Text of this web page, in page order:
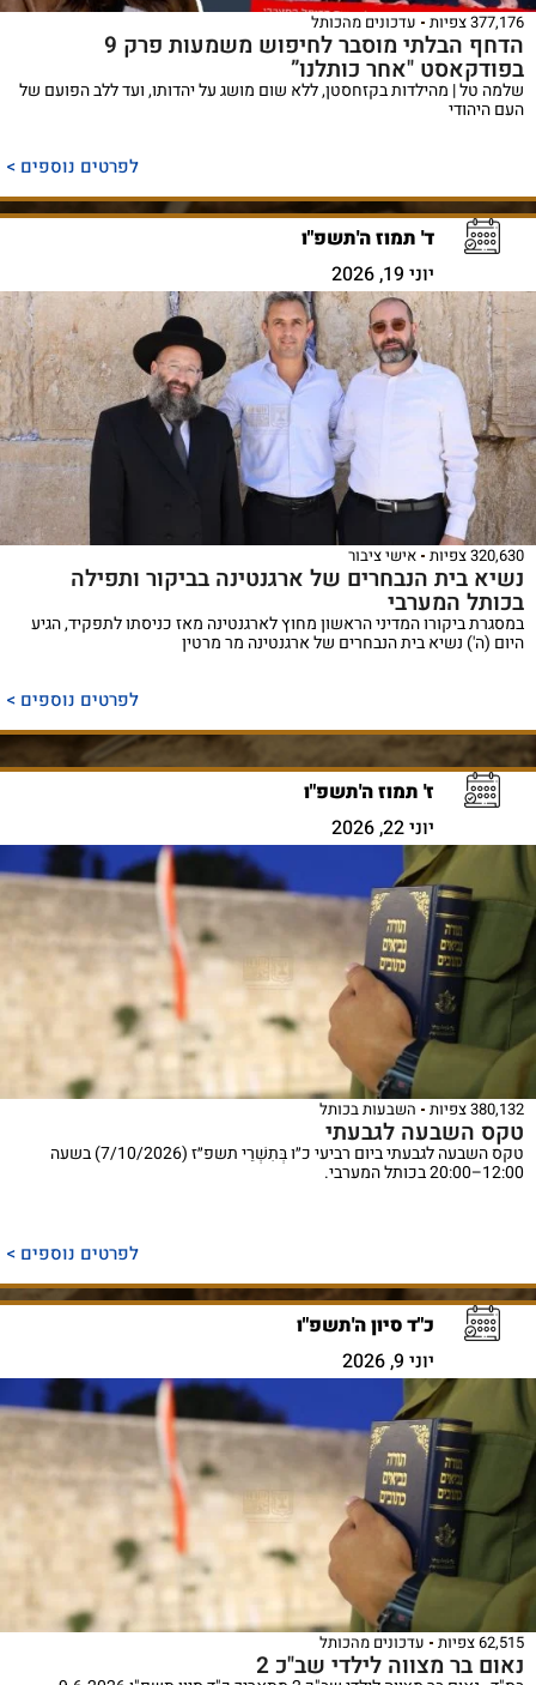
377,176 צפיות עדכונים מהכותל
הדחף הבלתי מוסבר לחיפוש משמעות פרק 9
בפודקאסט "אחר כותלנו”
שלמה טל | מהילדות בקזחסטן, ללא שום מושג על יהדותו, ועד ללב הפועם של
העם היהודי
לפרטים נוספים >
ד' תמוז ה'תשפ"ו
יוני 19, 2026
320,630 צפיות אישי ציבור
נשיא בית הנבחרים של ארגנטינה בביקור ותפילה
בכותל המערבי
במסגרת ביקורו המדיני הראשון מחוץ לארגנטינה מאז כניסתו לתפקיד, הגיע
היום (ה') נשיא בית הנבחרים של ארגנטינה מר מרטין
לפרטים נוספים >
ז' תמוז ה'תשפ"ו
יוני 22, 2026
380,132 צפיות השבעות בכותל
טקס השבעה לגבעתי
טקס השבעה לגבעתי ביום רביעי כ״ו בְּתִשְׁרֵי תשפ״ז (7/10/2026) בשעה
12:00–20:00 בכותל המערבי.
לפרטים נוספים >
כ"ד סיון ה'תשפ"ו
יוני 9, 2026
62,515 צפיות עדכונים מהכותל
נאום בר מצווה לילדי שב"כ 2